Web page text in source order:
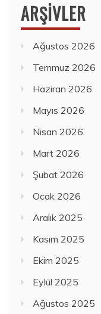
ARŞIVLER
Ağustos 2026
Temmuz 2026
Haziran 2026
Mayıs 2026
Nisan 2026
Mart 2026
Şubat 2026
Ocak 2026
Aralık 2025
Kasım 2025
Ekim 2025
Eylül 2025
Ağustos 2025